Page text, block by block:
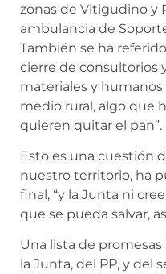
zonas de Vitigudino y
ambulancia de
También se ha
cierre de consultorios
materiales y
medio rural, algo que
quieren quitar el pan”.
Esto es una cuestión
nuestro territorio, ha
final, “y la Junta ni
que se pueda salvar,
Una lista de
la Junta, del PP, y del